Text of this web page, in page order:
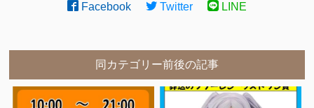
Facebook Twitter LINE
同カテゴリー前後の記事